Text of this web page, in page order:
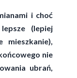
i choć
(lepiej
mieszkanie),
nie
ubrań,